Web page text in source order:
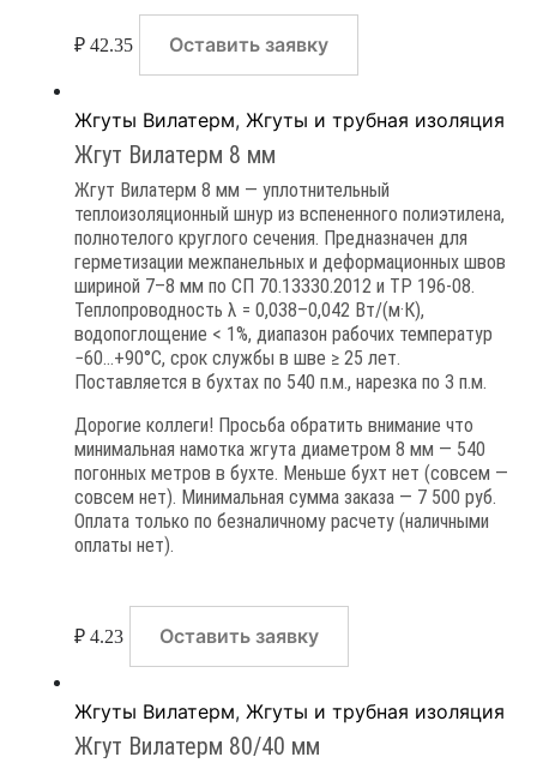
₽ 42.35 Оставить заявку
Жгуты Вилатерм,Жгуты и трубная изоляция
Жгут Вилатерм 8 мм
Жгут Вилатерм 8 мм — уплотнительный
теплоизоляционный шнур из вспененного полиэтилена,
полнотелого круглого сечения. Предназначен для
герметизации межпанельных и деформационных швов
шириной 7–8 мм по СП 70.13330.2012 и ТР 196-08.
Теплопроводность λ = 0,038–0,042 Вт/(м·К),
водопоглощение < 1%, диапазон рабочих температур
−60…+90°C, срок службы в шве ≥ 25 лет.
Поставляется в бухтах по 540 п.м., нарезка по 3 п.м.
Дорогие коллеги! Просьба обратить внимание что
минимальная намотка жгута диаметром 8 мм — 540
погонных метров в бухте. Меньше бухт нет (совсем —
совсем нет). Минимальная сумма заказа — 7 500 руб.
Оплата только по безналичному расчету (наличными
оплаты нет).
₽ 4.23 Оставить заявку
Жгуты Вилатерм,Жгуты и трубная изоляция
Жгут Вилатерм 80/40 мм